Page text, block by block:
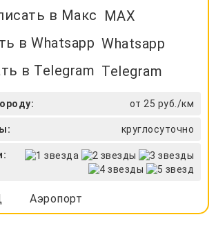
MAX
Whatsapp
Telegram
от 25 руб./км
круглосуточно
Аэропорт